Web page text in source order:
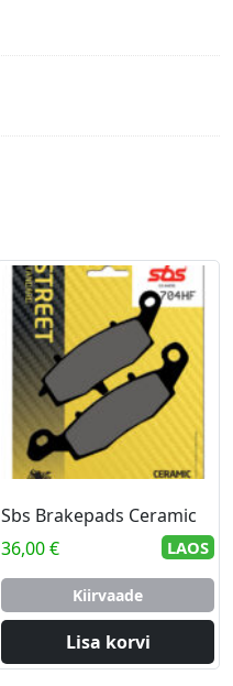
Sbs Brakepads Ceramic
36,00€ LAOS
Kiirvaade
Lisa korvi